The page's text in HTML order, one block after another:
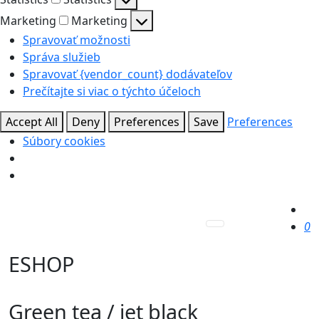
Marketing
Marketing
Spravovať možnosti
Správa služieb
Spravovať {vendor_count} dodávateľov
Prečítajte si viac o týchto účeloch
Accept All
Deny Preferences Save Preferences
Súbory cookies
0
ESHOP
Green tea / jet black